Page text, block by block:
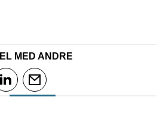
MED ANDRE
Twitter
Del på LinkedIn
Tips en venn